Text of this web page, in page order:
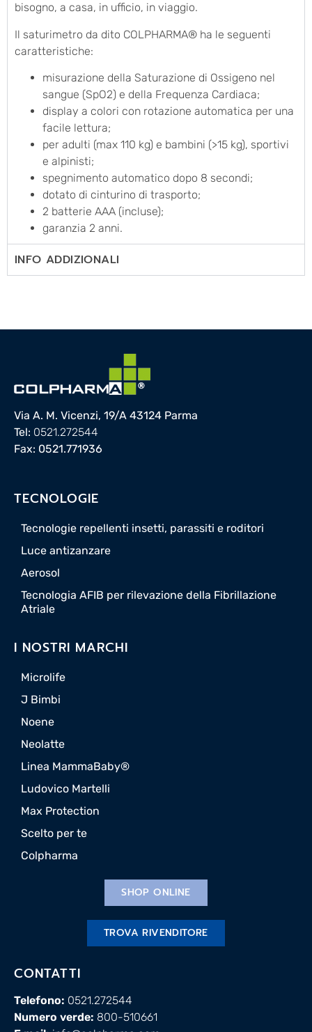
bisogno, a casa, in ufficio, in viaggio.
Il saturimetro da dito COLPHARMA® ha le seguenti
caratteristiche:
misurazione della Saturazione di Ossigeno nel
sangue (SpO2) e della Frequenza Cardiaca;
display a colori con rotazione automatica per una
facile lettura;
per adulti (max 110 kg) e bambini (>15 kg), sportivi
e alpinisti;
spegnimento automatico dopo 8 secondi;
dotato di cinturino di trasporto;
2 batterie AAA (incluse);
garanzia 2 anni.
INFO ADDIZIONALI
Via A. M. Vicenzi, 19/A 43124 Parma
Tel: 0521.272544
Fax: 0521.771936
TECNOLOGIE
Tecnologie repellenti insetti, parassiti e roditori
Luce antizanzare
Aerosol
Tecnologia AFIB per rilevazione della Fibrillazione
Atriale
I NOSTRI MARCHI
Microlife
J Bimbi
Noene
Neolatte
Linea MammaBaby®
Ludovico Martelli
Max Protection
Scelto per te
Colpharma
SHOP ONLINE
TROVA RIVENDITORE
CONTATTI
Telefono: 0521.272544
Numero verde: 800-510661